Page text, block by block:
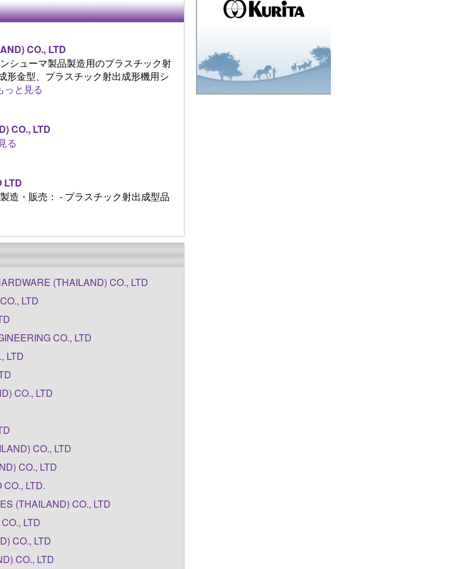
CO., LTD
シューマ製品製造用のプラスチック射
形金型、プラスチック射出成形機用シ
っと見る
CO., LTD
る
LTD
造・販売： - プラスチック射出成型品
(THAILAND) CO., LTD
LTD
CO., LTD
LTD
CO., LTD
CO., LTD
CO., LTD
LTD.
(THAILAND) CO., LTD
LTD
CO., LTD
CO., LTD